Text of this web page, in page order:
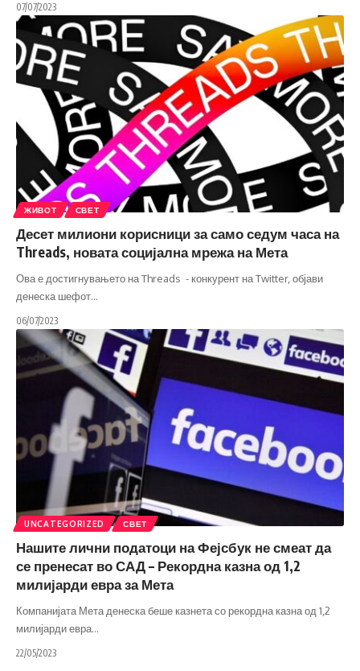
07/07/2023
ЖИВОТ СВЕТ
Десет милиони корисници за само седум часа на
Threads, новата социјална мрежа на Мета
Ова е достигнувањето на Threads - конкурент на Twitter, објави
денеска шефот…
06/07/2023
UNCATEGORIZED СВЕТ
Нашите лични податоци на Фејсбук не смеат да
се пренесат во САД – Рекордна казна од 1,2
милијарди евра за Мета
Компанијата Мета денеска беше казнета со рекордна казна од 1,2
милијарди евра…
22/05/2023